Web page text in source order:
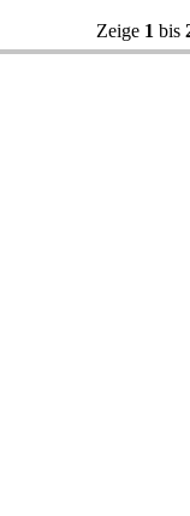
Zeige 1 bis